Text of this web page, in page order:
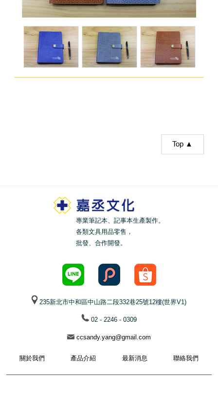
Top ▲
專業筆記本、記事本生產製作。
各類文具用品零售，
批發、合作開發。
235新北市中和區中山路二段332巷25號12樓(世界V1)
02 - 2246 - 0309
ccsandy.yang@gmail.com
關於我們 產品介紹 最新消息 聯絡我們